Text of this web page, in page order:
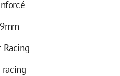
Racing
racing